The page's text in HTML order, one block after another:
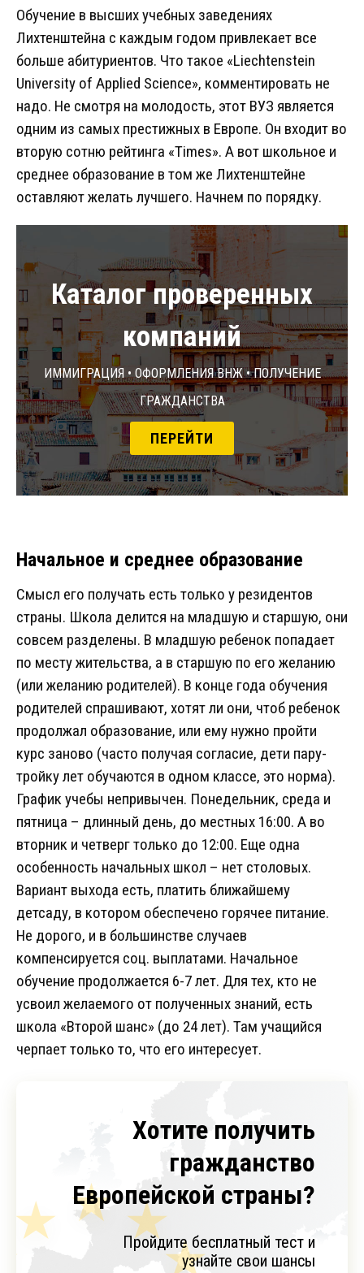
Обучение в высших учебных заведениях
Лихтенштейна с каждым годом привлекает все
больше абитуриентов. Что такое «Liechtenstein
University of Applied Science», комментировать не
надо. Не смотря на молодость, этот ВУЗ является
одним из самых престижных в Европе. Он входит во
вторую сотню рейтинга «Times». А вот школьное и
среднее образование в том же Лихтенштейне
оставляют желать лучшего. Начнем по порядку.
Каталог проверенных
компаний
Иммиграция • Оформления ВНЖ • Получение
гражданства
ПЕРЕЙТИ
Начальное и среднее образование
Смысл его получать есть только у резидентов
страны. Школа делится на младшую и старшую, они
совсем разделены. В младшую ребенок попадает
по месту жительства, а в старшую по его желанию
(или желанию родителей). В конце года обучения
родителей спрашивают, хотят ли они, чтоб ребенок
продолжал образование, или ему нужно пройти
курс заново (часто получая согласие, дети пару-
тройку лет обучаются в одном классе, это норма).
График учебы непривычен. Понедельник, среда и
пятница – длинный день, до местных 16:00. А во
вторник и четверг только до 12:00. Еще одна
особенность начальных школ – нет столовых.
Вариант выхода есть, платить ближайшему
детсаду, в котором обеспечено горячее питание.
Не дорого, и в большинстве случаев
компенсируется соц. выплатами. Начальное
обучение продолжается 6-7 лет. Для тех, кто не
усвоил желаемого от полученных знаний, есть
школа «Второй шанс» (до 24 лет). Там учащийся
черпает только то, что его интересует.
Хотите получить
гражданство
Европейской страны?
Пройдите бесплатный тест и
узнайте свои шансы